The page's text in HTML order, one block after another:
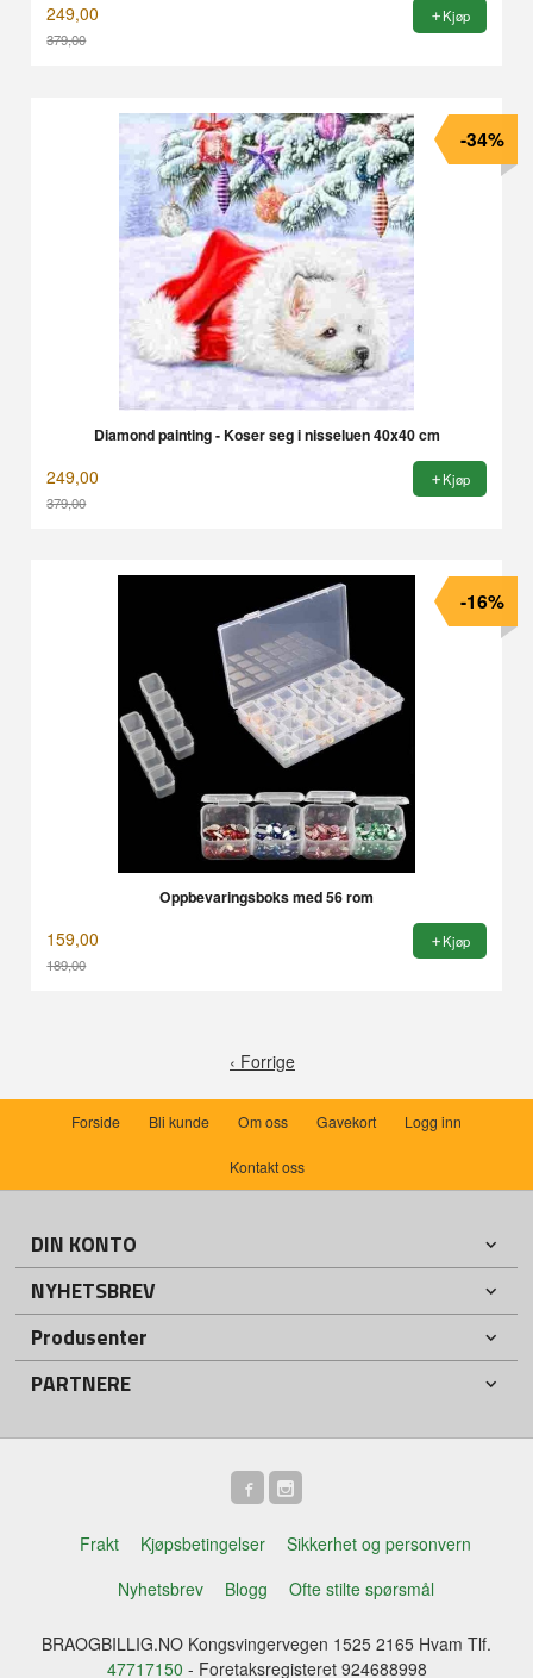
249,00
379,00
Kjøp
Diamond painting - Koser seg i nisseluen 40x40 cm
249,00
379,00
-34%
Kjøp
Oppbevaringsboks med 56 rom
159,00
189,00
-16%
Kjøp
‹ Forrige
Forside Bli kunde Om oss Gavekort Logg inn
Kontakt oss
DIN KONTO
NYHETSBREV
Produsenter
PARTNERE
Frakt Kjøpsbetingelser
Sikkerhet og personvern
Nyhetsbrev
Blogg Ofte stilte spørsmål
BRAOGBILLIG.NO Kongsvingervegen 1525 2165 Hvam Tlf.
47717150 - Foretaksregisteret 924688998